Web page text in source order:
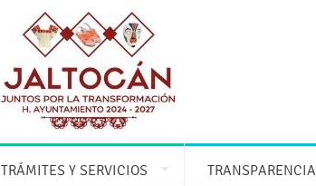
TRÁMITES Y SERVICIOS TRANSPARENCIA